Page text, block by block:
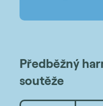
Předběžný
soutěže